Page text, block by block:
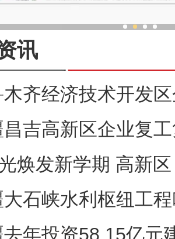
讯
齐经济技术开发
笔
昌吉高新区企业复
门
光焕发新学期 高新
大石峡水利枢纽工
去年投资58.15亿元